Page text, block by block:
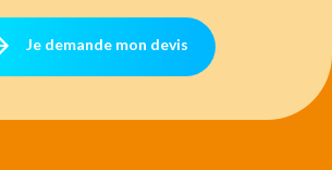
Je demande mon devis